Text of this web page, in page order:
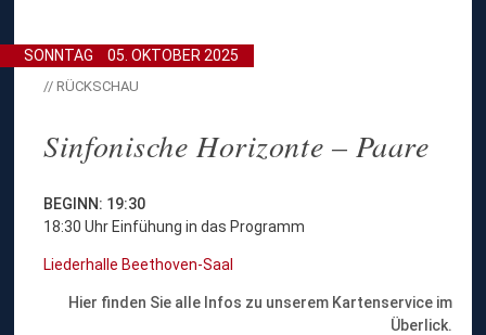
SONNTAG 05. OKTOBER 2025
// RÜCKSCHAU
Sinfonische Horizonte – Paare
BEGINN: 19:30
18:30 Uhr Einfühung in das Programm
Liederhalle Beethoven-Saal
Hier finden Sie alle Infos zu unserem Kartenservice im
Überlick.